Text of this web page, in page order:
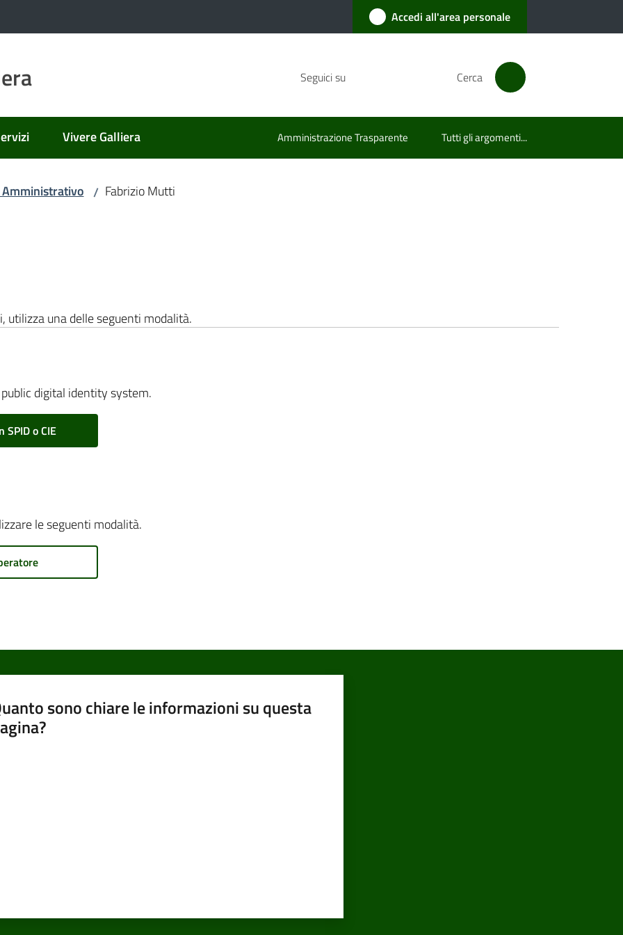
Accedi all'area personale
Seguici su Cerca
Vivere Galliera Amministrazione Trasparente Tutti gli argomenti...
/ Fabrizio Mutti
utilizza una delle seguenti modalità.
digital identity system.
SPID o CIE
le seguenti modalità.
sono chiare le informazioni su questa